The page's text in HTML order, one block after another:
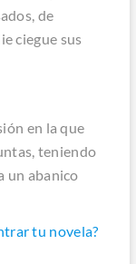
de
ciegue sus
en la que
teniendo
un abanico
tu novela?